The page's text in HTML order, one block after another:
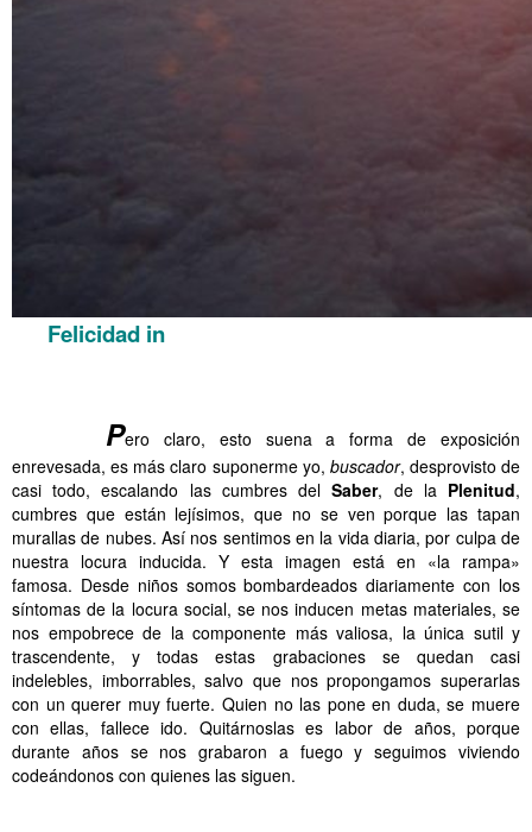
Felicidad in
Pero claro, esto suena a forma de exposición
enrevesada, es más claro suponerme yo, buscador, desprovisto de
casi todo, escalando las cumbres delSaber, de la Plenitud,
cumbres que están lejísimos, que no se ven porque las tapan
murallas de nubes. Así nos sentimos en la vida diaria, por culpa de
nuestra locura inducida. Y esta imagen está en «la rampa»
famosa. Desde niños somos bombardeados diariamente con los
síntomas de la locura social, se nos inducen metas materiales, se
nos empobrece de la componente más valiosa, la única sutil y
trascendente, y todas estas grabaciones se quedan casi
indelebles, imborrables, salvo que nos propongamos superarlas
con un querer muy fuerte. Quien no las pone en duda, se muere
con ellas, fallece ido. Quitárnoslas es labor de años, porque
durante años se nos grabaron a fuego y seguimos viviendo
codeándonos con quienes las siguen.